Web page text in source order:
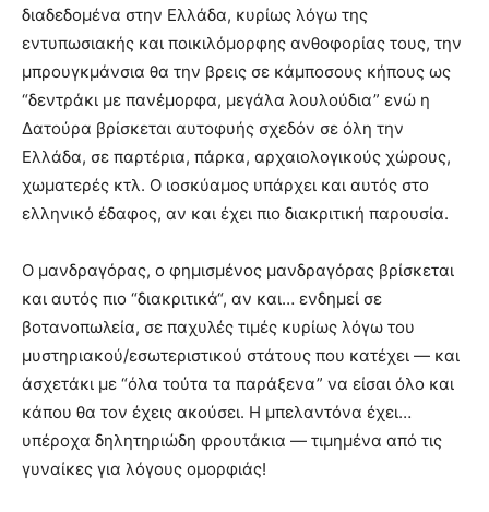
διαδεδομένα στην Ελλάδα, κυρίως λόγω της
εντυπωσιακής και ποικιλόμορφης ανθοφορίας τους, την
μπρουγκμάνσια θα την βρεις σε κάμποσους κήπους ως
“δεντράκι με πανέμορφα, μεγάλα λουλούδια” ενώ η
Δατούρα βρίσκεται αυτοφυής σχεδόν σε όλη την
Ελλάδα, σε παρτέρια, πάρκα, αρχαιολογικούς χώρους,
χωματερές κτλ. Ο ιοσκύαμος υπάρχει και αυτός στο
ελληνικό έδαφος, αν και έχει πιο διακριτική παρουσία.
Ο μανδραγόρας, ο φημισμένος μανδραγόρας βρίσκεται
και αυτός πιο “διακριτικά“, αν και… ενδημεί σε
βοτανοπωλεία, σε παχυλές τιμές κυρίως λόγω του
μυστηριακού/εσωτεριστικού στάτους που κατέχει — και
άσχετάκι με “όλα τούτα τα παράξενα” να είσαι όλο και
κάπου θα τον έχεις ακούσει. H μπελαντόνα έχει…
υπέροχα δηλητηριώδη φρουτάκια — τιμημένα από τις
γυναίκες για λόγους ομορφιάς!